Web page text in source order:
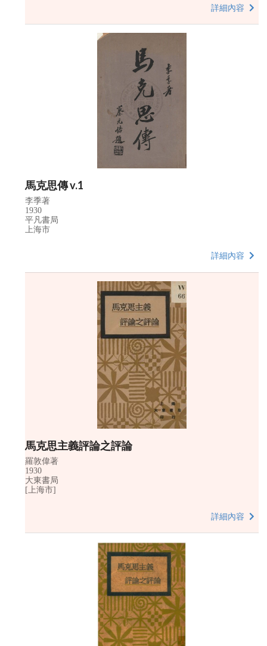
詳細內容
馬克思傳 v.1
李季著
1930
平凡書局
上海市
詳細內容
馬克思主義評論之評論
羅敦偉著
1930
大東書局
[上海市]
詳細內容